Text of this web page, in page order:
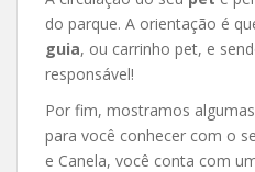
do parque. A orientação é
guia, ou carrinho pet, e
responsável!
Por fim, mostramos
para você conhecer com o
e Canela, você conta com